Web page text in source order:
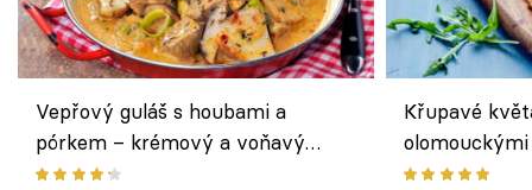
Vepřový guláš s houbami a
pórkem – krémový a voňavý
pokrm z jednoho hrnce
Křupavé
bezlepkový